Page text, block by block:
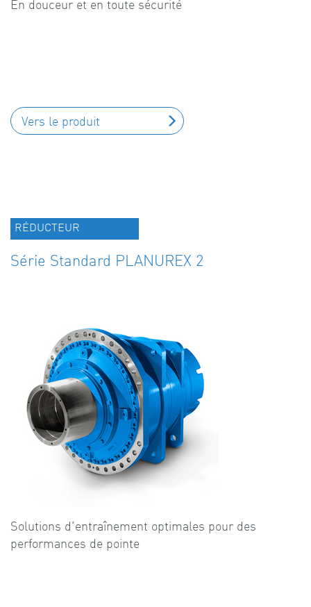
En douceur et en toute sécurité
Vers le produit
RÉDUCTEUR
Série Standard PLANUREX 2
Solutions d'entraînement optimales pour des
performances de pointe